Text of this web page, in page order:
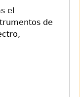
el
de